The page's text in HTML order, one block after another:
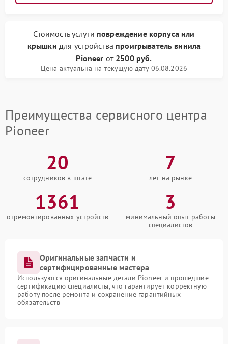
Стоимость услуги повреждение корпуса или
крышки для устройства проигрыватель винила
Pioneer от 2500 руб.
Цена актуальна на текущую дату 06.08.2026
Преимущества сервисного центра
Pioneer
20
сотрудников в штате
7
лет на рынке
1361
отремонтированных устройств
3
минимальный опыт работы
специалистов
Оригинальные запчасти и
сертифицированные мастера
Используются оригинальные детали Pioneer и прошедшие
сертификацию специалисты, что гарантирует корректную
работу после ремонта и сохранение гарантийных
обязательств